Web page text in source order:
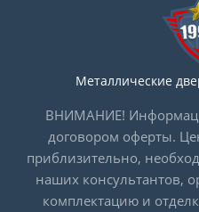
Металлические
ВНИМАНИЕ!
договором оферты.
приблизительно,
наших консультантов,
комплектацию и